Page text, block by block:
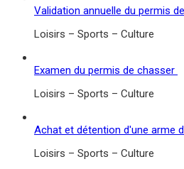
Validation annuelle du permis
Loisirs – Sports – Culture
Examen du permis de chasser
Loisirs – Sports – Culture
Achat et détention d'une arme
Loisirs – Sports – Culture